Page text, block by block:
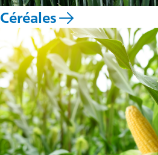
Céréales